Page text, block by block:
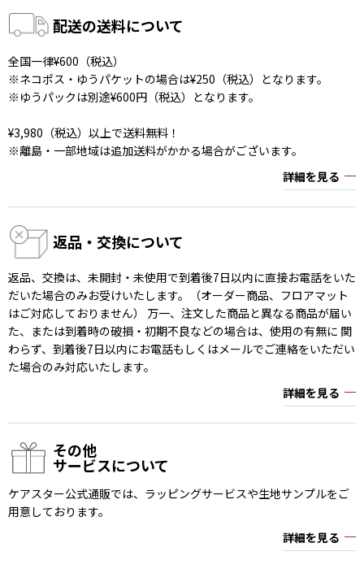
配送の送料について
全国一律¥600（税込）
※ネコポス・ゆうパケットの場合は¥250（税込）となります。
※ゆうパックは別途¥600円（税込）となります。
¥3,980（税込）以上で送料無料！
※離島・一部地域は追加送料がかかる場合がございます。
詳細を見る
返品・交換について
返品、交換は、未開封・未使用で到着後7日以内に直接お電話をいた
だいた場合のみお受けいたします。（オーダー商品、フロアマット
はご対応しておりません） 万一、注文した商品と異なる商品が届い
た、または到着時の破損・初期不良などの場合は、使用の有無に 関
わらず、到着後7日以内にお電話もしくはメールでご連絡をいただい
た場合のみ対応いたします。
詳細を見る
その他
サービスについて
ケアスター公式通販では、ラッピングサービスや生地サンプルをご
用意しております。
詳細を見る